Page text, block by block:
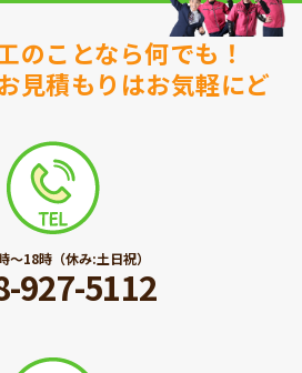
のことなら何でも！
見積もりはお気軽にど
〜18時（休み:土日祝）
927-5112